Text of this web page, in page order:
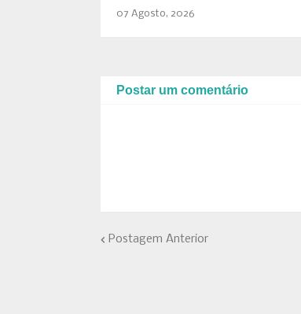
07 Agosto, 2026
Postar um comentário
Postagem Anterior